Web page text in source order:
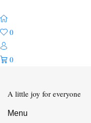
0
0
A little joy for everyone
Menu